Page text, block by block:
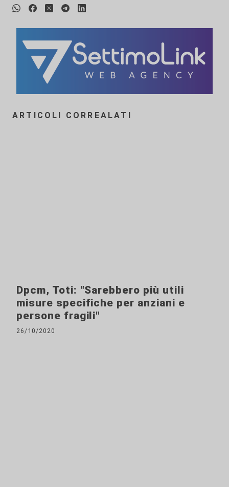
ARTICOLI CORREALATI
Dpcm, Toti: "Sarebbero più utili
misure specifiche per anziani e
persone fragili"
26/10/2020